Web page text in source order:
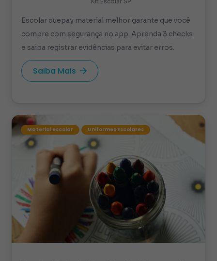
Escolar duepay material melhor garante que você
compre com segurança no app. Aprenda 3 checks
e saiba registrar evidências para evitar erros.
Saiba Mais
Material escolar Uniformes Escolares